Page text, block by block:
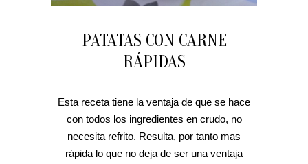
PATATAS CON CARNE
RÁPIDAS
Esta receta tiene la ventaja de que se hace
con todos los ingredientes en crudo, no
necesita refrito. Resulta, por tanto mas
rápida lo que no deja de ser una ventaja